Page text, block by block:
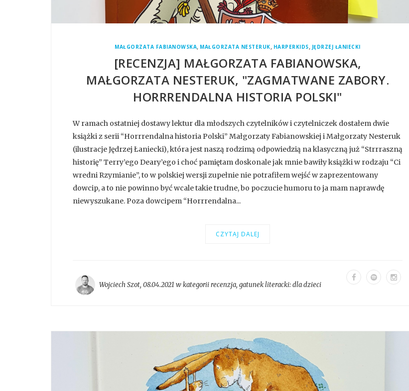
MAŁGORZATA FABIANOWSKA, MAŁGORZATA NESTERUK, HARPERKIDS, JĘDRZEJ ŁANIECKI
[RECENZJA] MAŁGORZATA FABIANOWSKA,
MAŁGORZATA NESTERUK, "ZAGMATWANE ZABORY.
HORRRENDALNA HISTORIA POLSKI"
W ramach ostatniej dostawy lektur dla młodszych czytelników i czytelniczek dostałem dwie
książki z serii “Horrrendalna historia Polski” Małgorzaty Fabianowskiej i Małgorzaty Nesteruk
(ilustracje Jędrzej Łaniecki), która jest naszą rodzimą odpowiedzią na klasyczną już “Strrraszną
historię” Terry’ego Deary’ego i choć pamiętam doskonale jak mnie bawiły książki w rodzaju “Ci
wredni Rzymianie”, to w polskiej wersji zupełnie nie potrafiłem wejść w zaprezentowany
dowcip, a to nie powinno być wcale takie trudne, bo poczucie humoru to ja mam naprawdę
niewyszukane. Poza dowcipem “Horrrendalna...
CZYTAJ DALEJ
Wojciech Szot, 08.04.2021 w kategoriirecenzja, gatunek literacki:dla dzieci